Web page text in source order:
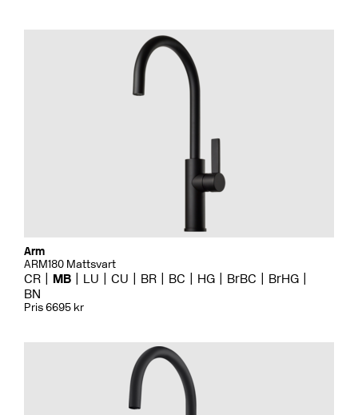
Arm
ARM180 Mattsvart
CR MB LU CU BR BC HG BrBC
BrHG
BN
Pris 6695 kr